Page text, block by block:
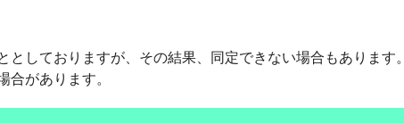
しておりますが、その結果、同定できない場合もあります。
合があります。